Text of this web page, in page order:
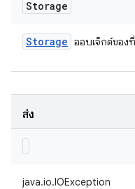
Storage
Storage ออบเจ็กต์ของ
ส่ง
java.io.IOException